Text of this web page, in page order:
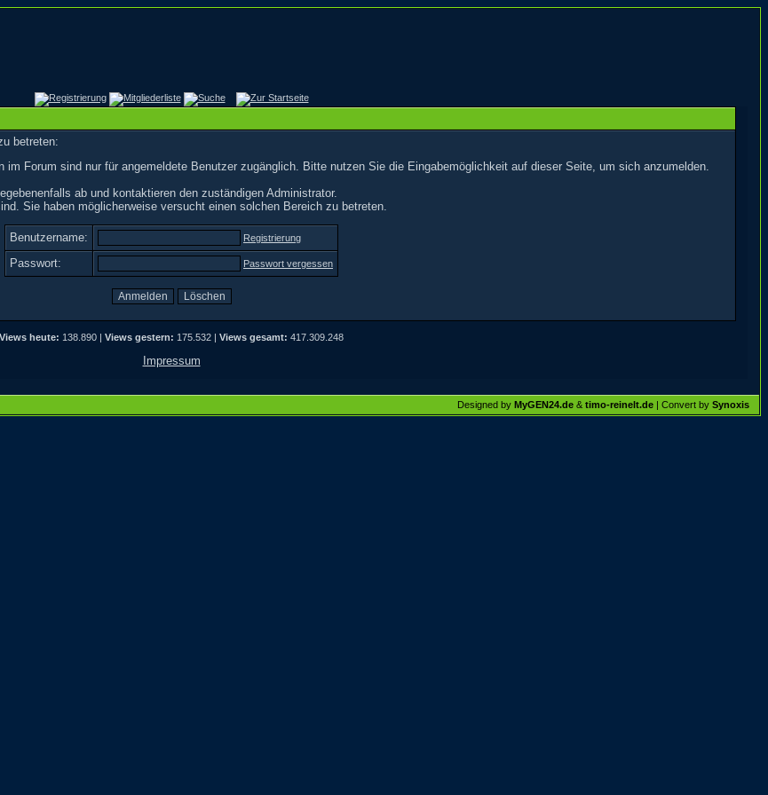
betreten:
Forum sind nur für angemeldete Benutzer zugänglich. Bitte nutzen Sie die Eingabemöglichkeit auf dieser Seite, um sich anzumelden.
ab und kontaktieren den zuständigen Administrator.
Sie haben möglicherweise versucht einen solchen Bereich zu betreten.
Benutzername: Registrierung
Passwort: Passwort vergessen
Views heute: 138.890 | Views gestern: 175.532 | Views gesamt: 417.309.248
Impressum
Designed by MyGEN24.de & timo-reinelt.de | Convert by Synoxis